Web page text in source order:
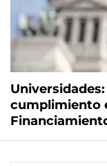
cumplimiento